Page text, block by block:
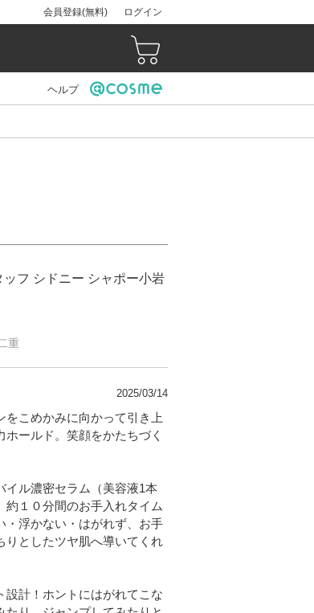
会員登録(無料) ログイン
ヘルプ
フ シドニー シャポー小岩
重
2025/03/14
をこめかみに向かって引き上
ールド。笑顔をかたちづく
イル濃密セラム（美容液1本
１０分間のお手入れタイム
・浮かない・はがれず、お手
りとしたツヤ肌へ導いてくれ
設計！ホントにはがれてこな